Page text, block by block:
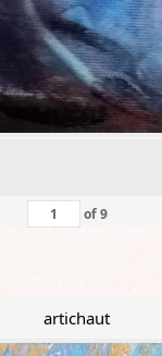
of9
artichaut